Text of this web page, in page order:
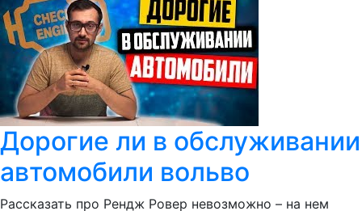
Дорогие ли в обслуживании
автомобили вольво
Рассказать про Рендж Ровер невозможно – на нем